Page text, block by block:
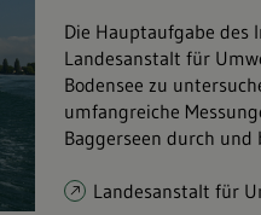
Die Hauptaufgabe
Landesanstalt für
Bodensee zu
umfangreiche
Baggerseen durch und
Landesanstalt für